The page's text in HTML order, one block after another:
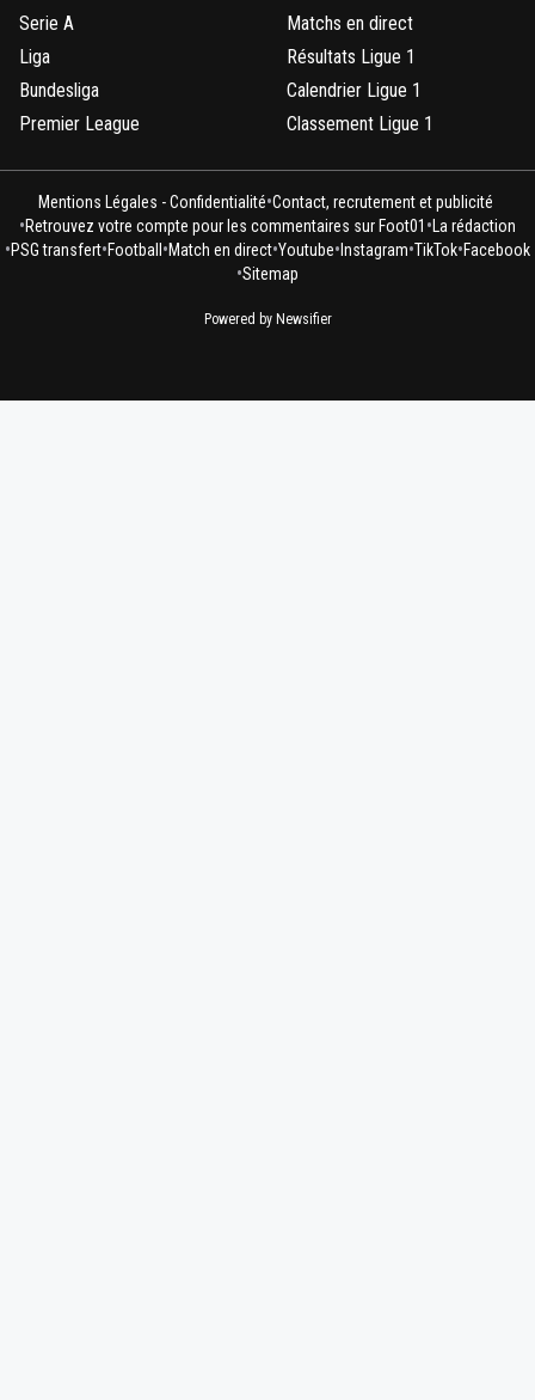
Serie A
Liga
Bundesliga
Premier League
Matchs en direct
Résultats Ligue 1
Calendrier Ligue 1
Classement Ligue 1
Mentions Légales - Confidentialité•Contact, recrutement et publicité
•Retrouvez votre compte pour les commentaires sur Foot01 • La rédaction
•PSG transfert•Football •Match en direct•Youtube• Instagram•TikTok•Facebook
•Sitemap
Powered by Newsifier